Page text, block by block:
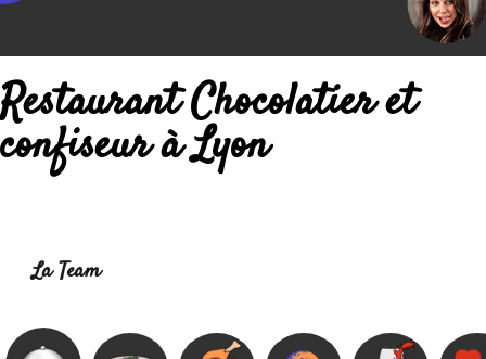
Restaurant Chocolatier et
confiseur à Lyon
La Team